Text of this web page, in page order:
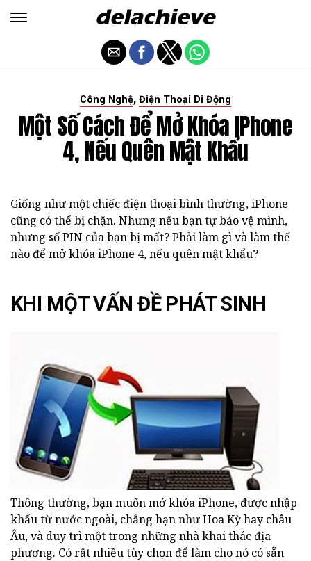
Công Nghệ, Điện Thoại Di Động
Một Số Cách Để Mở Khóa IPhone
4, Nếu Quên Mật Khẩu
Giống như một chiếc điện thoại bình thường, iPhone
cũng có thể bị chặn. Nhưng nếu bạn tự bảo vệ mình,
nhưng số PIN của bạn bị mất? Phải làm gì và làm thế
nào để mở khóa iPhone 4, nếu quên mật khẩu?
KHI MỘT VẤN ĐỀ PHÁT SINH
Thông thường, bạn muốn mở khóa iPhone, được nhập
khẩu từ nước ngoài, chẳng hạn như Hoa Kỳ hay châu
Âu, và duy trì một trong những nhà khai thác địa
phương. Có rất nhiều tùy chọn để làm cho nó có sẵn